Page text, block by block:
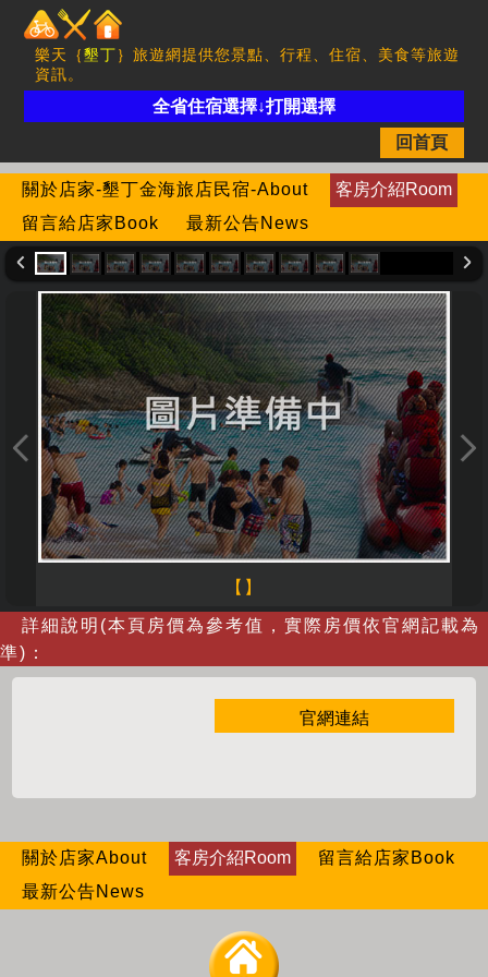
樂天｛墾丁｝旅遊網提供您景點、行程、住宿、美食等旅遊
資訊。
全省住宿選擇↓打開選擇
回首頁
關於店家-墾丁金海旅店民宿-About
客房介紹Room
留言給店家Book
最新公告News
【】
詳細說明(本頁房價為參考值，實際房價依官網記載為
準)：
官網連結
關於店家About 客房介紹Room
留言給店家Book
最新公告News